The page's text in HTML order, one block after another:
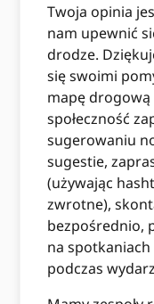
Twoja opinia
nam upewnić
drodze.
się swoimi
mapę drogową
społeczność
sugerowaniu
sugestie,
(używając
zwrotne),
bezpośrednio,
na
podczas